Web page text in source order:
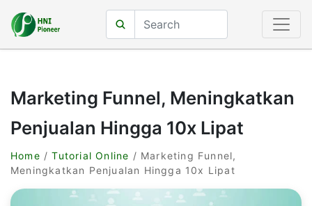
Marketing Funnel, Meningkatkan
Penjualan Hingga 10x Lipat
Home /Tutorial Online / Marketing Funnel,
Meningkatkan Penjualan Hingga 10x Lipat